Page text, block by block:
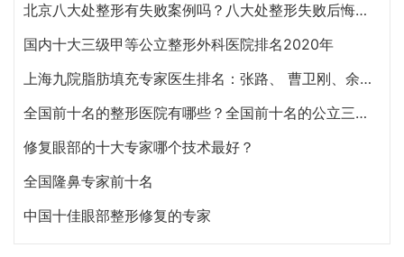
北京八大处整形有失败案例吗？八大处整形失败后悔怎么办？怎么投诉？
国内十大三级甲等公立整形外科医院排名2020年
上海九院脂肪填充专家医生排名：张路、 曹卫刚、余力（简介、案例、预约）
全国前十名的整形医院有哪些？全国前十名的公立三甲整形医院排名大全
修复眼部的十大专家哪个技术最好？
全国隆鼻专家前十名
中国十佳眼部整形修复的专家